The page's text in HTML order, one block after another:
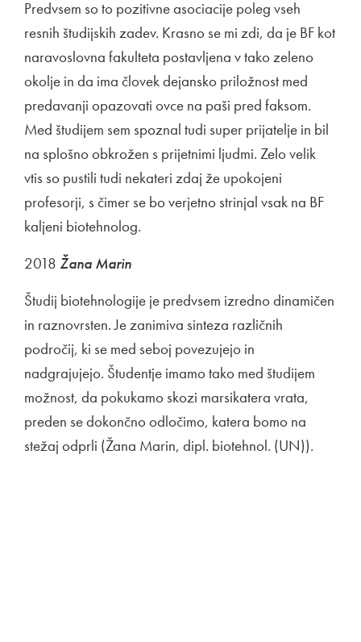
Predvsem so to pozitivne asociacije poleg vseh
resnih študijskih zadev. Krasno se mi zdi, da je BF kot
naravoslovna fakulteta postavljena v tako zeleno
okolje in da ima človek dejansko priložnost med
predavanji opazovati ovce na paši pred faksom.
Med študijem sem spoznal tudi super prijatelje in bil
na splošno obkrožen s prijetnimi ljudmi. Zelo velik
vtis so pustili tudi nekateri zdaj že upokojeni
profesorji, s čimer se bo verjetno strinjal vsak na BF
kaljeni biotehnolog.
2018 Žana Marin
Študij biotehnologije je predvsem izredno dinamičen
in raznovrsten. Je zanimiva sinteza različnih
področij, ki se med seboj povezujejo in
nadgrajujejo. Študentje imamo tako med študijem
možnost, da pokukamo skozi marsikatera vrata,
preden se dokončno odločimo, katera bomo na
stežaj odprli (Žana Marin, dipl. biotehnol. (UN)).